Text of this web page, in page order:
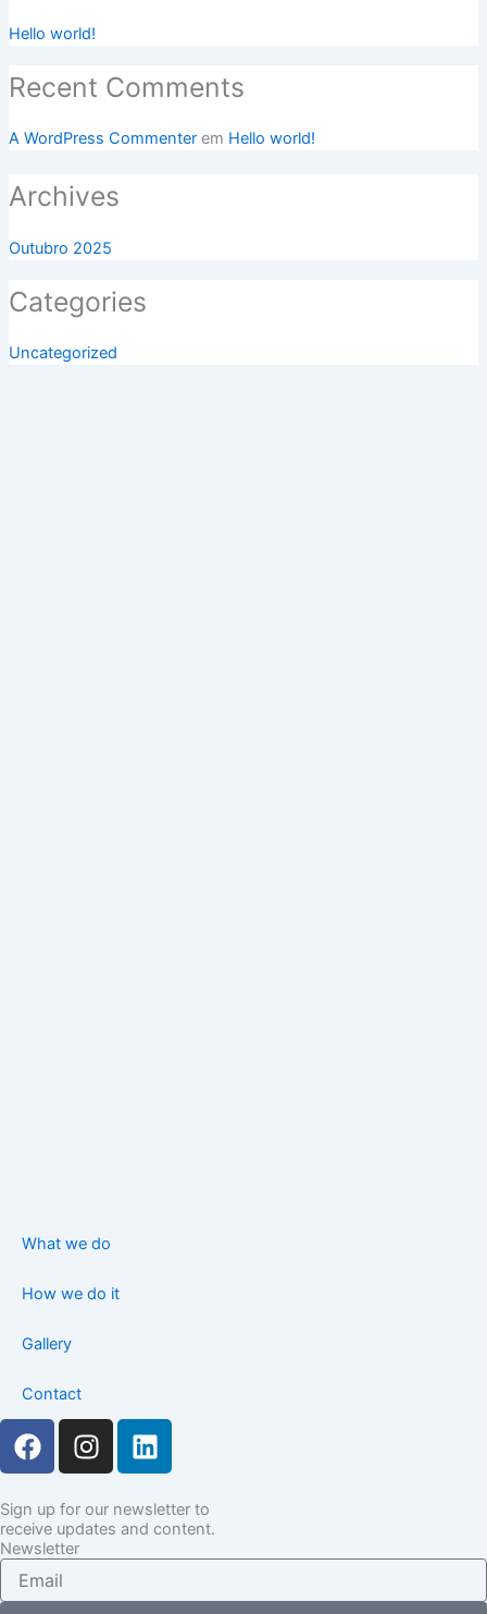
Hello world!
Recent Comments
A WordPress Commenterem Hello world!
Archives
Outubro 2025
Categories
Uncategorized
What we do
How we do it
Gallery
Contact
F
a
e
b
o
o
I
n
t
a
g
r
L
i
k
e
d
i
Sign up for our newsletter to
receive updates and content.
Newsletter
Email